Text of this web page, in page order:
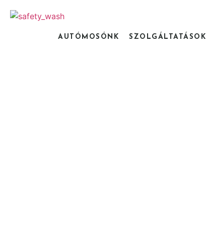
AUTÓMOSÓNK SZOLGÁLTATÁSOK